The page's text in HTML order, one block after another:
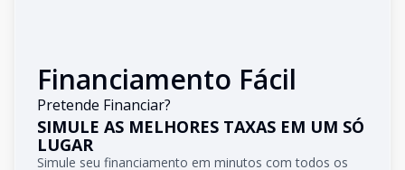
Financiamento Fácil
Pretende Financiar?
SIMULE AS MELHORES TAXAS EM UM SÓ
LUGAR
Simule seu financiamento em minutos com todos os